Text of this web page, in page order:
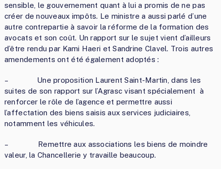
sensible, le gouvernement quant à lui a promis de ne pas
créer de nouveaux impôts. Le ministre a aussi parlé d’une
autre contrepartie à savoir la réforme de la formation des
avocats et son coût. Un rapport sur le sujet vient d’ailleurs
d’être rendu par Kami Haeri et Sandrine Clavel. Trois autres
amendements ont été également adoptés :
– Une proposition Laurent Saint-Martin, dans les
suites de son rapport sur l’Agrasc visant spécialement à
renforcer le rôle de l’agence et permettre aussi
l’affectation des biens saisis aux services judiciaires,
notamment les véhicules.
– Remettre aux associations les biens de moindre
valeur, la Chancellerie y travaille beaucoup.